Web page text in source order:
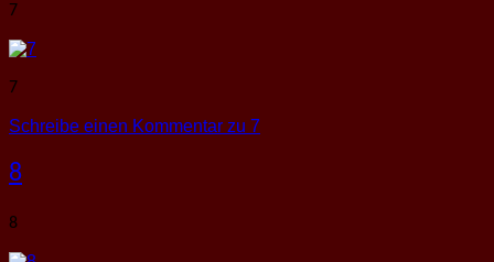
7
7
Schreibe einen Kommentar zu 7
8
8